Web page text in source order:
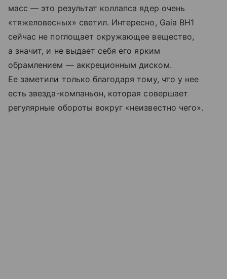
масс — это результат коллапса ядер очень
«тяжеловесных» светил. Интересно, Gaia BH1
сейчас не поглощает окружающее вещество,
а значит, и не выдает себя его ярким
обрамлением — аккреционным диском.
Ее заметили только благодаря тому, что у нее
есть звезда-компаньон, которая совершает
регулярные обороты вокруг «неизвестно чего».